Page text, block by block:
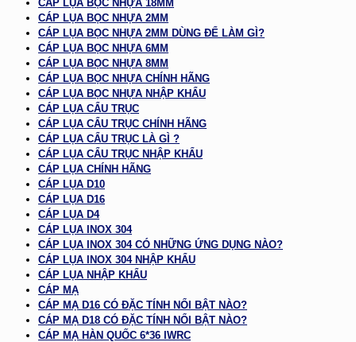
CÁP LỤA BỌC NHỰA 18MM
CÁP LỤA BỌC NHỰA 2MM
CÁP LỤA BỌC NHỰA 2MM DÙNG ĐỂ LÀM GÌ?
CÁP LỤA BỌC NHỰA 6MM
CÁP LỤA BỌC NHỰA 8MM
CÁP LỤA BỌC NHỰA CHÍNH HÃNG
CÁP LỤA BỌC NHỰA NHẬP KHẨU
CÁP LỤA CẨU TRỤC
CÁP LỤA CẨU TRỤC CHÍNH HÃNG
CÁP LỤA CẨU TRỤC LÀ GÌ ?
CÁP LỤA CẨU TRỤC NHẬP KHẨU
CÁP LỤA CHÍNH HÃNG
CÁP LỤA D10
CÁP LỤA D16
CÁP LỤA D4
CÁP LỤA INOX 304
CÁP LỤA INOX 304 CÓ NHỮNG ỨNG DỤNG NÀO?
CÁP LỤA INOX 304 NHẬP KHẨU
CÁP LỤA NHẬP KHẨU
CÁP MẠ
CÁP MẠ D16 CÓ ĐẶC TÍNH NỔI BẬT NÀO?
CÁP MẠ D18 CÓ ĐẶC TÍNH NỔI BẬT NÀO?
CÁP MẠ HÀN QUỐC 6*36 IWRC